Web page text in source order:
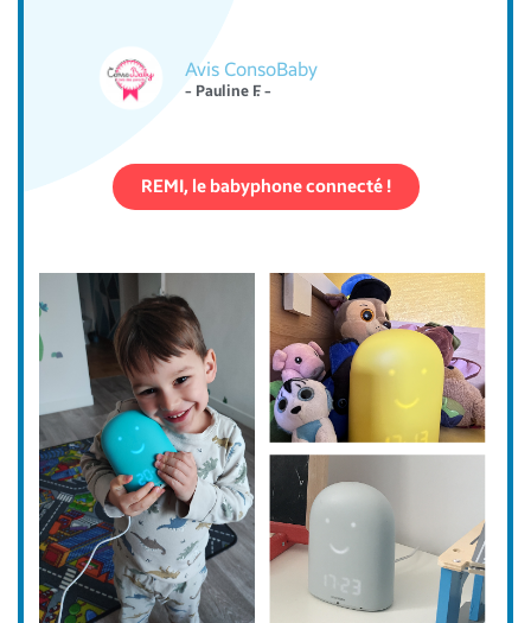
Avis ConsoBaby
- Pauline F. -
REMI, le babyphone connecté !